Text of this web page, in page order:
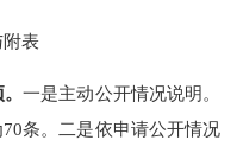
表
。一是主动公开情况说明。
条。二是依申请公开情况